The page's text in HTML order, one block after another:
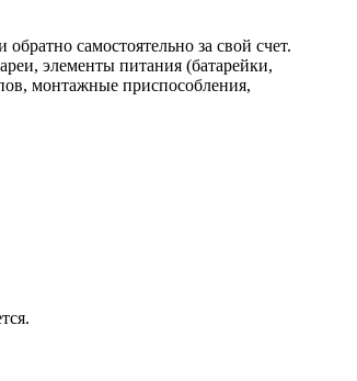
самостоятельно за свой счет.
элементы питания (батарейки,
монтажные приспособления,